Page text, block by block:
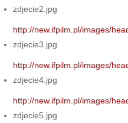
zdjecie2.jpg
http://new.ifpilm.pl/images/
zdjecie3.jpg
http://new.ifpilm.pl/images/
zdjecie4.jpg
http://new.ifpilm.pl/images/
zdjecie5.jpg